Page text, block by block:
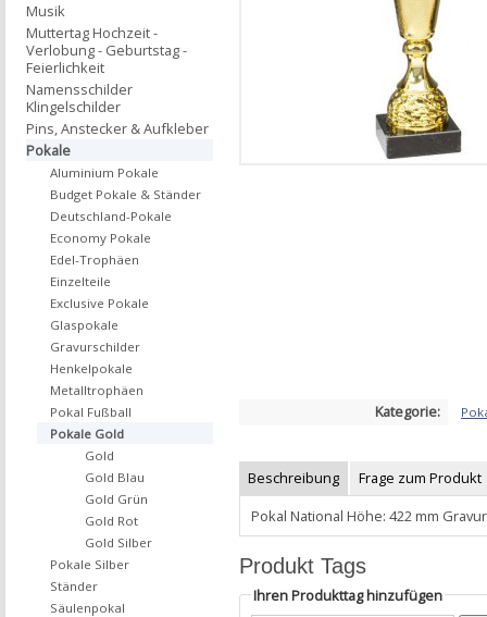
Kategorie:
Beschreibung
Frage zum Produkt
Pokal National Höhe: 422 mm
Produkt Tags
Ihren Produkttag hinzufügen
Musik
Muttertag Hochzeit -
Verlobung - Geburtstag -
Feierlichkeit
Namensschilder
Klingelschilder
Pins, Anstecker & Aufkleber
Pokale
Aluminium Pokale
Budget Pokale & Ständer
Deutschland-Pokale
Economy Pokale
Edel-Trophäen
Einzelteile
Exclusive Pokale
Glaspokale
Gravurschilder
Henkelpokale
Metalltrophäen
Pokal Fußball
Pokale Gold
Gold
Gold Blau
Gold Grün
Gold Rot
Gold Silber
Pokale Silber
Ständer
Säulenpokal